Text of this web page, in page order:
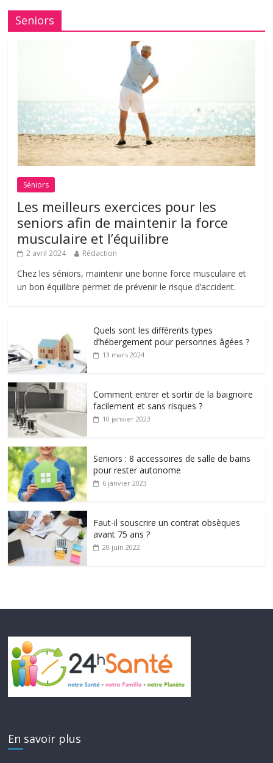
Seniors
Séniors
Les meilleurs exercices pour les
seniors afin de maintenir la force
musculaire et l’équilibre
2 avril 2024 Rédaction
Chez les séniors, maintenir une bonne force musculaire et
un bon équilibre permet de prévenir le risque d’accident.
Quels sont les différents types
d’hébergement pour personnes âgées ?
13 mars 2024
Comment entrer et sortir de la baignoire
facilement et sans risques ?
10 janvier 2023
Seniors : 8 accessoires de salle de bains
pour rester autonome
6 janvier 2023
Faut-il souscrire un contrat obsèques
avant 75 ans ?
20 juin 2022
En savoir plus